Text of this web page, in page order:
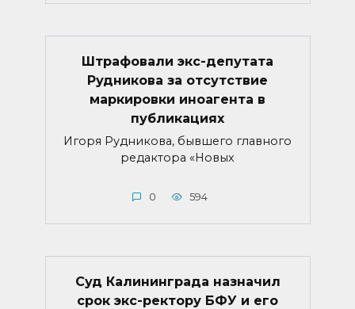
Штрафовали экс-депутата
Рудникова за отсутствие
маркировки иноагента в
публикациях
Игоря Рудникова, бывшего главного
редактора «Новых
0 594
Суд Калининграда назначил
срок экс-ректору БФУ и его